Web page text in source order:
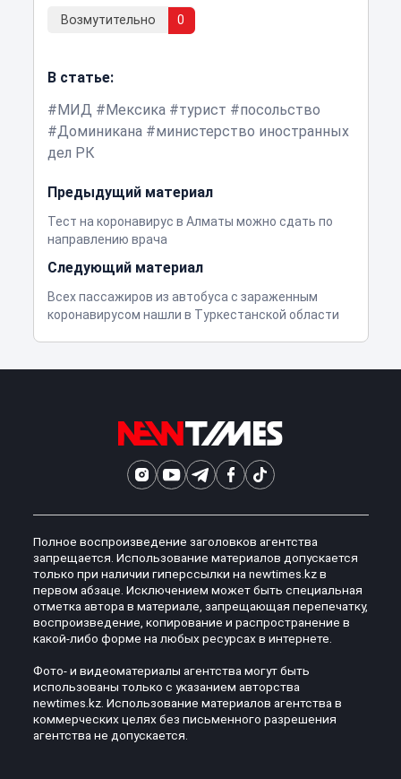
Возмутительно 0
В статье:
МИД
Мексика турист
посольство
Доминикана
министерство иностранных
дел РК
Предыдущий материал
Тест на коронавирус в Алматы можно сдать по
направлению врача
Следующий материал
Всех пассажиров из автобуса с зараженным
коронавирусом нашли в Туркестанской области
Полное воспроизведение заголовков агентства
запрещается. Использование материалов допускается
только при наличии гиперссылки на newtimes.kz в
первом абзаце. Исключением может быть специальная
отметка автора в материале, запрещающая перепечатку,
воспроизведение, копирование и распространение в
какой-либо форме на любых ресурсах в интернете.
Фото- и видеоматериалы агентства могут быть
использованы только с указанием авторства
newtimes.kz. Использование материалов агентства в
коммерческих целях без письменного разрешения
агентства не допускается.